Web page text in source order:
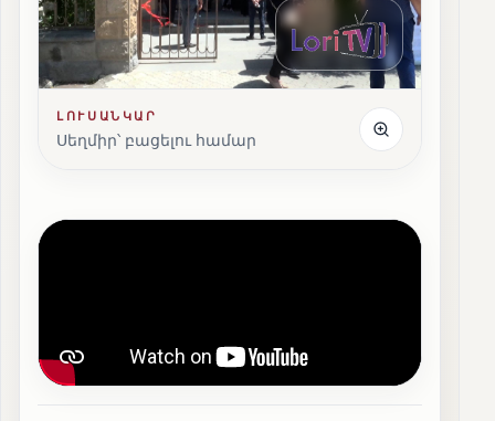
ԼՈՒՍԱՆԿԱՐ
Սեղմիր՝ բացելու համար